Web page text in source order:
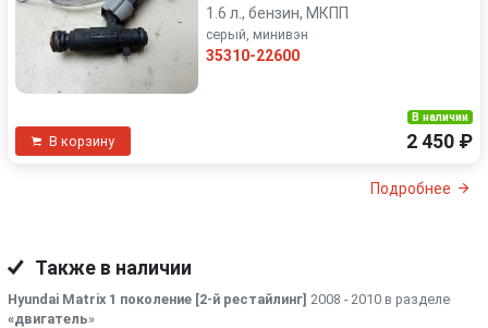
1.6 л., бензин, МКПП
серый, минивэн
35310-22600
В корзину
В наличии
2 450 ₽
Подробнее
Также в наличии
Hyundai Matrix 1 поколение [2-й рестайлинг] 2008 - 2010 в разделе
«двигатель»